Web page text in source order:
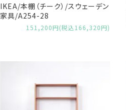
IKEA/本棚（チーク）/スウェーデン
家具/A254-28
151,200円(税込166,320円)